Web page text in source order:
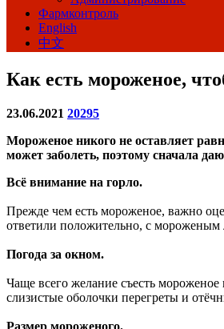
Фармконтроль
English
中文
Как есть мороженое,
23.06.2021 20295
Мороженое никого не оставляет
может заболеть, поэтому сначала
Всё внимание на горло.
Прежде чем есть мороженое, важно
ответили положительно, с мороженым
Погода за окном.
Чаще всего желание съесть
слизистые оболочки перегреты и